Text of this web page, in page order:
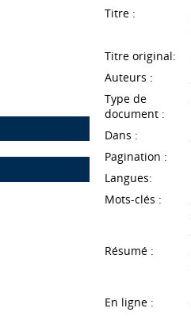
Titre :
Titre original:
Auteurs :
Type de
document :
Dans :
Pagination :
Langues:
Mots-clés :
Résumé :
En ligne :